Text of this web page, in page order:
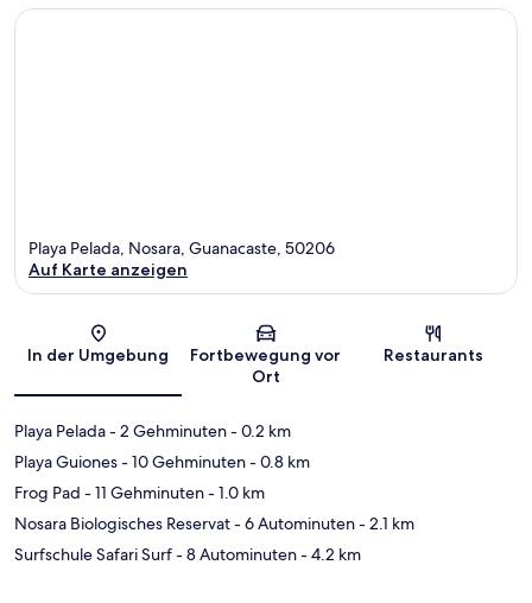
Karte
Playa Pelada, Nosara, Guanacaste, 50206
Auf Karte anzeigen
In der Umgebung
Fortbewegung vor
Ort
Restaurants
Playa Pelada- 2 Gehminuten- 0.2 km
Playa Guiones- 10 Gehminuten- 0.8 km
Frog Pad - 11 Gehminuten- 1.0 km
Nosara Biologisches Reservat- 6 Autominuten- 2.1 km
Surfschule Safari Surf- 8 Autominuten- 4.2 km